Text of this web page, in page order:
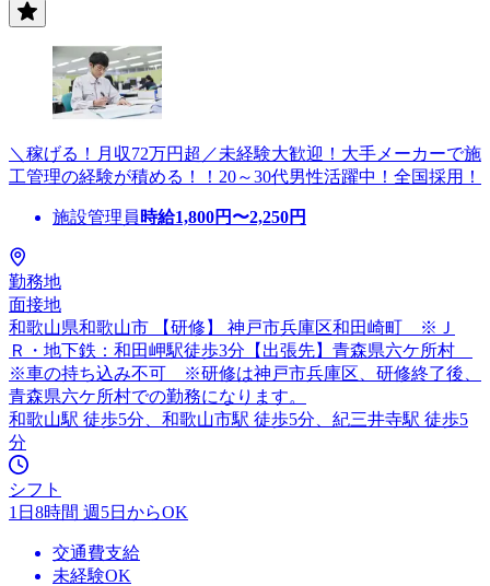
＼稼げる！月収72万円超／未経験大歓迎！大手メーカーで施
工管理の経験が積める！！20～30代男性活躍中！全国採用！
施設管理員 時給1,800円〜2,250円
勤務地
面接地
和歌山県和歌山市 【研修】 神戸市兵庫区和田崎町 ※Ｊ
Ｒ・地下鉄：和田岬駅徒歩3分【出張先】青森県六ケ所村
※車の持ち込み不可 ※研修は神戸市兵庫区、研修終了後、
青森県六ケ所村での勤務になります。
和歌山駅 徒歩5分、和歌山市駅 徒歩5分、紀三井寺駅 徒歩5
分
シフト
1日8時間 週5日からOK
交通費支給
未経験OK